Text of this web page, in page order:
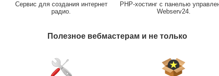
Сервис для создания интернет
радио.
PHP-хостинг с панелью
Webserv24.
Полезное вебмастерам и не только